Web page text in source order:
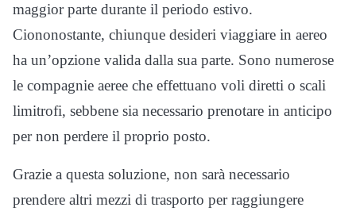
maggior parte durante il periodo estivo.
Ciononostante, chiunque desideri viaggiare in aereo
ha un’opzione valida dalla sua parte. Sono numerose
le compagnie aeree che effettuano voli diretti o scali
limitrofi, sebbene sia necessario prenotare in anticipo
per non perdere il proprio posto.
Grazie a questa soluzione, non sarà necessario
prendere altri mezzi di trasporto per raggiungere